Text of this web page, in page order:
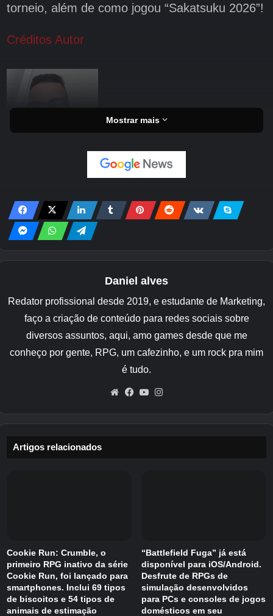
torneio, além de como jogou “Sakatsuku 2026”!
Créditos Autor
Mostrar mais
Daniel alves
Redator profissional desde 2019, e estudante de Marketing,
faço a criação de conteúdo para redes sociais sobre
diversos assuntos, aqui, amo games desde que me
conheço por gente, RPG, um cafezinho, e um rock pra mim
é tudo.
WebsiteFacebook
YouTube
Artigos relacionados
Cookie Run: Crumble, o
primeiro RPG inativo da série
Cookie Run, foi lançado para
smartphones. Inclui 69 tipos
de biscoitos e 54 tipos de
animais de estimação
“Battlefield Fuga” já está
disponível para iOS/Android.
Desfrute de RPGs de
simulação desenvolvidos
para PCs e consoles de jogos
domésticos em seu